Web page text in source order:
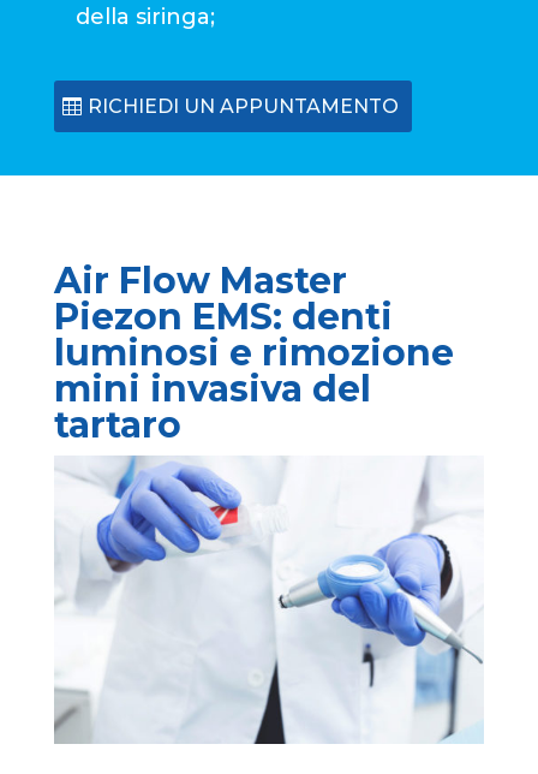
della siringa;
RICHIEDI UN APPUNTAMENTO
Air Flow Master
Piezon EMS: denti
luminosi e rimozione
mini invasiva del
tartaro